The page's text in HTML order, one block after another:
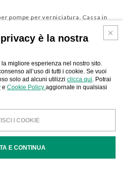
pompe per verniciatura. Cassa in
massima: 0-12 Bar, 0-175 Psi
Download
è la nostra
migliore esperienza nel nostro sito.
all’uso di tutti i cookie. Se vuoi
solo ad alcuni utilizzi clicca qui. Potrai
e Cookie Policy aggiornate in qualsiasi
I COOKIE
E CONTINUA